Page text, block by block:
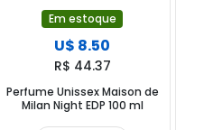
Em estoque
U$ 8.50
R$ 44.37
Perfume Unissex Maison de
Milan Night EDP 100 ml